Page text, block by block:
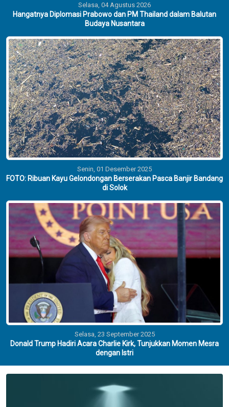
Selasa, 04 Agustus 2026
Hangatnya Diplomasi Prabowo dan PM Thailand dalam Balutan
Budaya Nusantara
Senin, 01 Desember 2025
FOTO: Ribuan Kayu Gelondongan Berserakan Pasca Banjir Bandang
di Solok
Selasa, 23 September 2025
Donald Trump Hadiri Acara Charlie Kirk, Tunjukkan Momen Mesra
dengan Istri